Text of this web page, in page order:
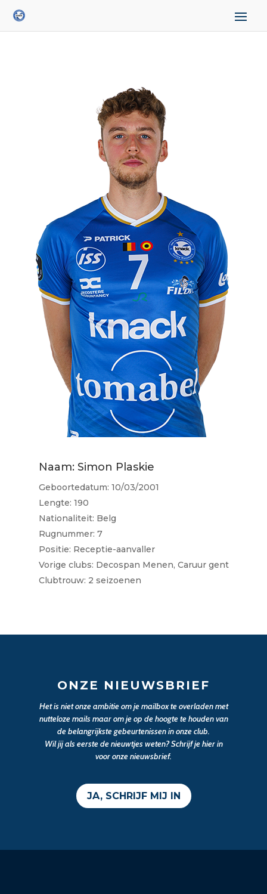
Naam: Simon Plaskie
Geboortedatum: 10/03/2001
Lengte: 190
Nationaliteit: Belg
Rugnummer: 7
Positie: Receptie-aanvaller
Vorige clubs: Decospan Menen, Caruur gent
Clubtrouw: 2 seizoenen
ONZE NIEUWSBRIEF
Het is niet onze ambitie om je mailbox te overladen met
nutteloze mails maar om je op de hoogte te houden van
de belangrijkste gebeurtenissen in onze club.
Wil jij als eerste de nieuwtjes weten? Schrijf je hier in
voor onze nieuwsbrief.
JA, SCHRIJF MIJ IN